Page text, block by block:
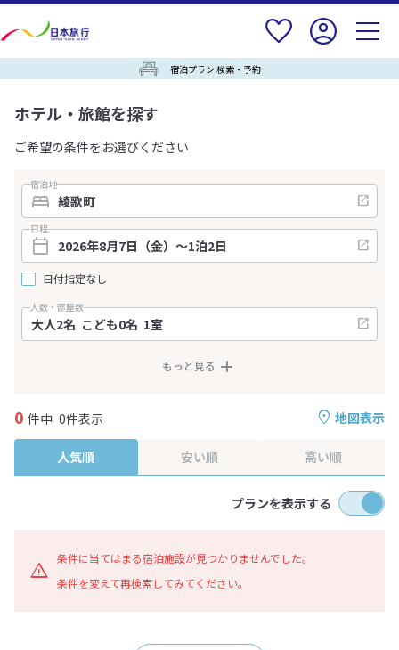
宿泊プラン 検索・予約
ホテル・旅館を探す
ご希望の条件をお選びください
宿泊地
日程
日付指定なし
人数・部屋数
もっと見る
地図表示
0 件中 0件表示
人気順 安い順 高い順
プランを表示する
条件に当てはまる宿泊施設が見つかりませんでした。
条件を変えて再検索してみてください。